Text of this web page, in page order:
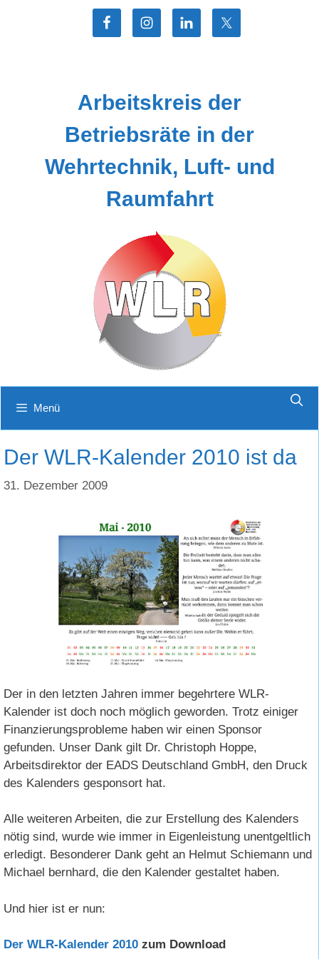
Arbeitskreis der
Betriebsräte in der
Wehrtechnik, Luft- und
Raumfahrt
Menü
Der WLR-Kalender 2010 ist da
31. Dezember 2009
Der in den letzten Jahren immer begehrtere WLR-
Kalender ist doch noch möglich geworden. Trotz einiger
Finanzierungsprobleme haben wir einen Sponsor
gefunden. Unser Dank gilt Dr. Christoph Hoppe,
Arbeitsdirektor der EADS Deutschland GmbH, den Druck
des Kalenders gesponsort hat.
Alle weiteren Arbeiten, die zur Erstellung des Kalenders
nötig sind, wurde wie immer in Eigenleistung unentgeltlich
erledigt. Besonderer Dank geht an Helmut Schiemann und
Michael bernhard, die den Kalender gestaltet haben.
Und hier ist er nun:
Der WLR-Kalender 2010 zum Download